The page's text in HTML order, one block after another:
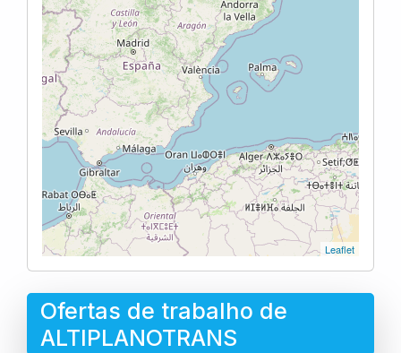
Leaflet
Ofertas de trabalho de
ALTIPLANOTRANS